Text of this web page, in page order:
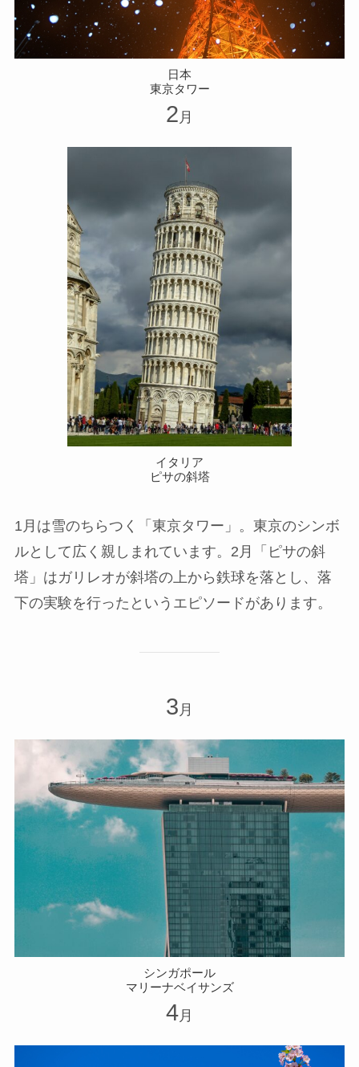
日本
東京タワー
2 月
イタリア
ピサの斜塔
1月は雪のちらつく「東京タワー」。東京のシンボ
ルとして広く親しまれています。2月「ピサの斜
塔」はガリレオが斜塔の上から鉄球を落とし、落
下の実験を行ったというエピソードがあります。
3 月
シンガポール
マリーナベイサンズ
4 月